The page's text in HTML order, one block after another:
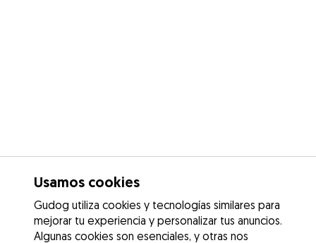
Usamos cookies
Gudog utiliza cookies y tecnologías similares para
mejorar tu experiencia y personalizar tus anuncios.
Algunas cookies son esenciales, y otras nos